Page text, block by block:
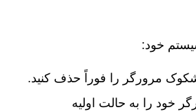
خود:
مرورگر را فوراً حذف کنید.
خود را به حالت اولیه